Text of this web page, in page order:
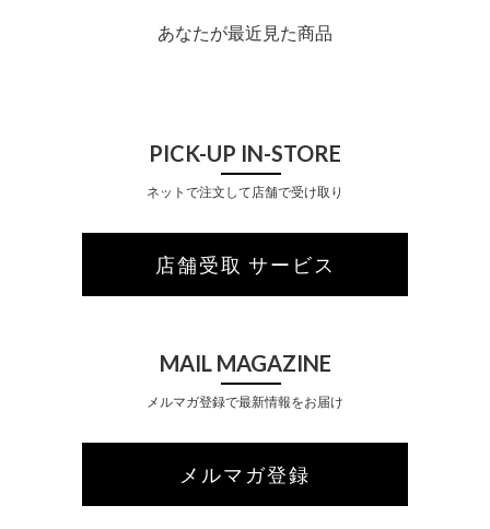
あなたが最近見た商品
PICK-UP IN-STORE
ネットで注文して店舗で受け取り
店舗受取 サービス
MAIL MAGAZINE
メルマガ登録で最新情報をお届け
メルマガ登録